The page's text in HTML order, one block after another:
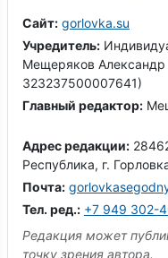
Сайт: gorlovka.su
Учредитель:
Мещеряков
323237500007641)
Главный редактор:
Адрес редакции:
Республика, г.
Почта:
Тел. ред.: +7 949 302-
Редакция может
точку зрения автора.